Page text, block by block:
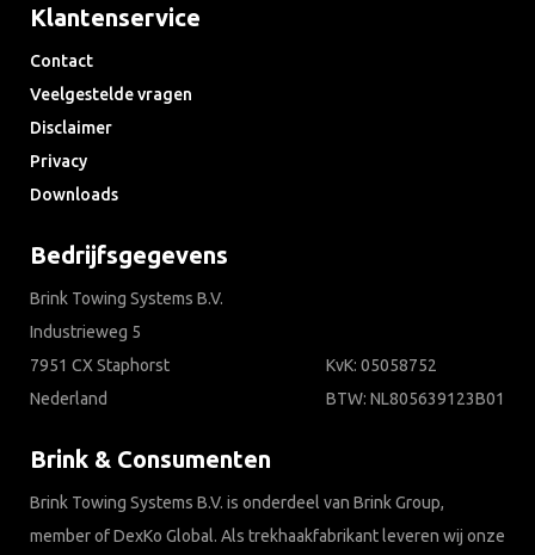
Klantenservice
Contact
Veelgestelde vragen
Disclaimer
Privacy
Downloads
Bedrijfsgegevens
Brink Towing Systems B.V.
Industrieweg 5
7951 CX Staphorst
Nederland
KvK: 05058752
BTW: NL805639123B01
Brink & Consumenten
Brink Towing Systems B.V. is onderdeel van Brink Group,
member of DexKo Global. Als trekhaakfabrikant leveren wij onze